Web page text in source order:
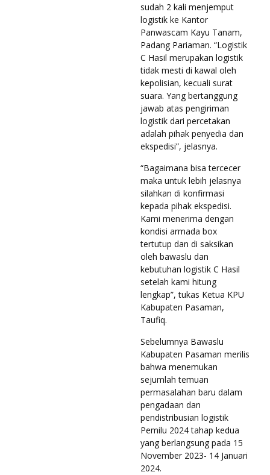
sudah 2 kali menjemput
logistik ke Kantor
Panwascam Kayu Tanam,
Padang Pariaman. “Logistik
C Hasil merupakan logistik
tidak mesti di kawal oleh
kepolisian, kecuali surat
suara. Yang bertanggung
jawab atas pengiriman
logistik dari percetakan
adalah pihak penyedia dan
ekspedisi”, jelasnya.
“Bagaimana bisa tercecer
maka untuk lebih jelasnya
silahkan di konfirmasi
kepada pihak ekspedisi.
Kami menerima dengan
kondisi armada box
tertutup dan di saksikan
oleh bawaslu dan
kebutuhan logistik C Hasil
setelah kami hitung
lengkap”, tukas Ketua KPU
Kabupaten Pasaman,
Taufiq.
Sebelumnya Bawaslu
Kabupaten Pasaman merilis
bahwa menemukan
sejumlah temuan
permasalahan baru dalam
pengadaan dan
pendistribusian logistik
Pemilu 2024 tahap kedua
yang berlangsung pada 15
November 2023- 14 Januari
2024.